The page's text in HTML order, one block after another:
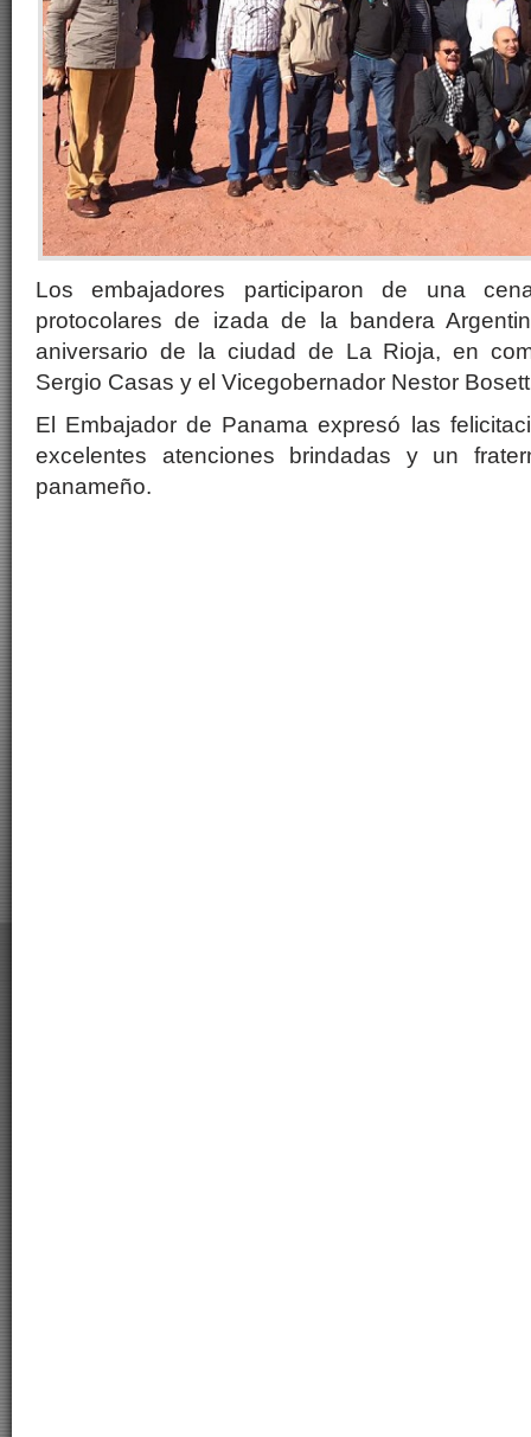
Los embajadores participaron de una
protocolares de izada de la bandera
aniversario de la ciudad de La Rioja, en
Sergio Casas y el Vicegobernador Nestor
El Embajador de Panama expresó las
excelentes atenciones brindadas y un
panameño.